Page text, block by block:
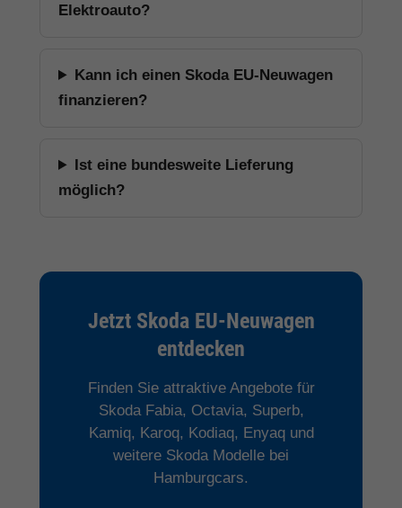
Elektroauto?
Kann ich einen Skoda EU-Neuwagen
finanzieren?
Ist eine bundesweite Lieferung
möglich?
Jetzt Skoda EU-Neuwagen
entdecken
Finden Sie attraktive Angebote für
Skoda Fabia, Octavia, Superb,
Kamiq, Karoq, Kodiaq, Enyaq und
weitere Skoda Modelle bei
Hamburgcars.